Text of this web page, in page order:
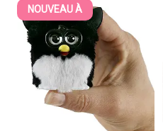
NOUVEAU À